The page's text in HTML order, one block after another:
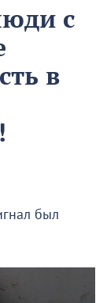
с
в
был